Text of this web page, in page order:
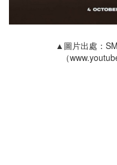
▲圖片出處：
（